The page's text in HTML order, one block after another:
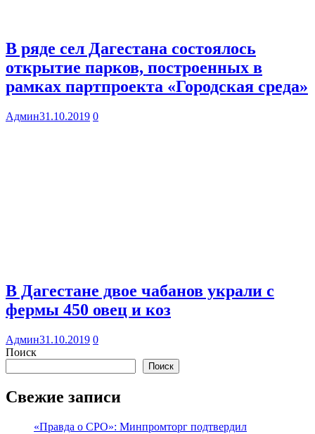
В ряде сел Дагестана состоялось
открытие парков, построенных в
рамках партпроекта «Городская среда»
Админ31.10.2019 0
В Дагестане двое чабанов украли с
фермы 450 овец и коз
Админ31.10.2019 0
Поиск
Поиск
Свежие записи
«Правда о СРО»: Минпромторг подтвердил